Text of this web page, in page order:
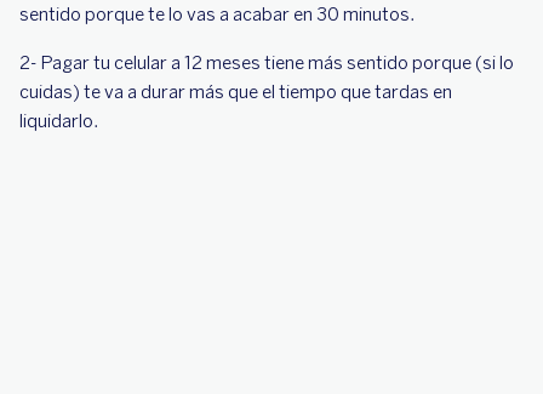
sentido porque te lo vas a acabar en 30 minutos.
2- Pagar tu celular a 12 meses tiene más sentido porque (si lo
cuidas) te va a durar más que el tiempo que tardas en
liquidarlo.